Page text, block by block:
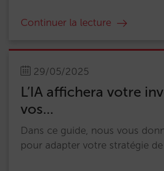
Continuer la lecture
29/05/2025
L’IA affichera votre
vos...
Dans ce guide, nous vous
pour adapter votre stratégie